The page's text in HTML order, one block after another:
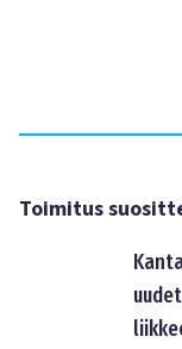
Toimitus